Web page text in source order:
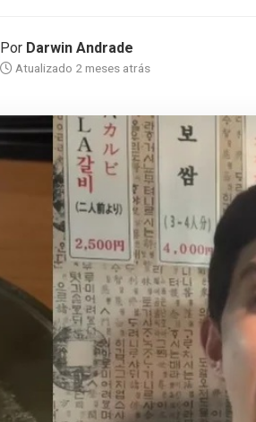
Por Darwin Andrade
Atualizado 2 meses atrás